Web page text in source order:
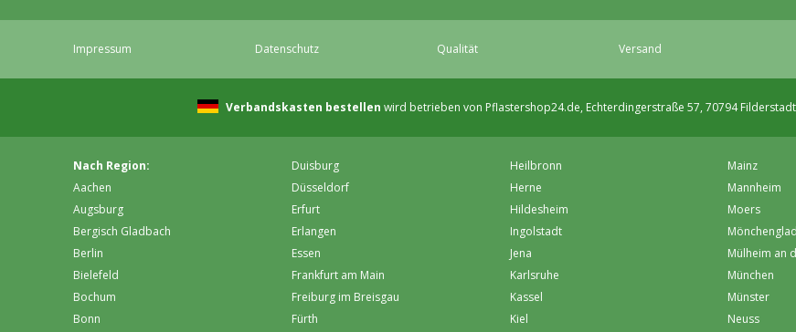
Impressum Datenschutz Qualität Versand
Verbandskasten bestellen wird betrieben von Pflastershop24.de, Echterdingerstraße 57, 70794
Nach Region:
Aachen
Augsburg
Bergisch Gladbach
Berlin
Bielefeld
Bochum
Bonn
Duisburg
Düsseldorf
Erfurt
Erlangen
Essen
Frankfurt am Main
Freiburg im Breisgau
Fürth
Heilbronn
Herne
Hildesheim
Ingolstadt
Jena
Karlsruhe
Kassel
Kiel
Mainz
Mannheim
Moers
Mülheim an
München
Münster
Neuss